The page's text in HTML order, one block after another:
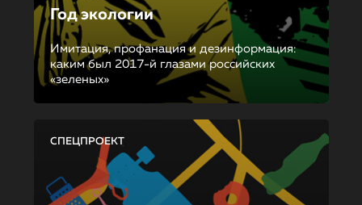
Год экологии
Имитация, профанация и дезинформация:
каким был 2017-й глазами российских
«зеленых»
СПЕЦПРОЕКТ